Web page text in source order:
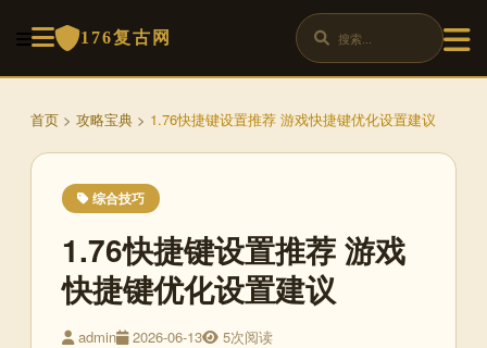
176复古网
首页 > 攻略宝典 > 1.76快捷键设置推荐 游戏快捷键优化设置建议
综合技巧
1.76快捷键设置推荐 游戏
快捷键优化设置建议
admin 2026-06-13 5次阅读